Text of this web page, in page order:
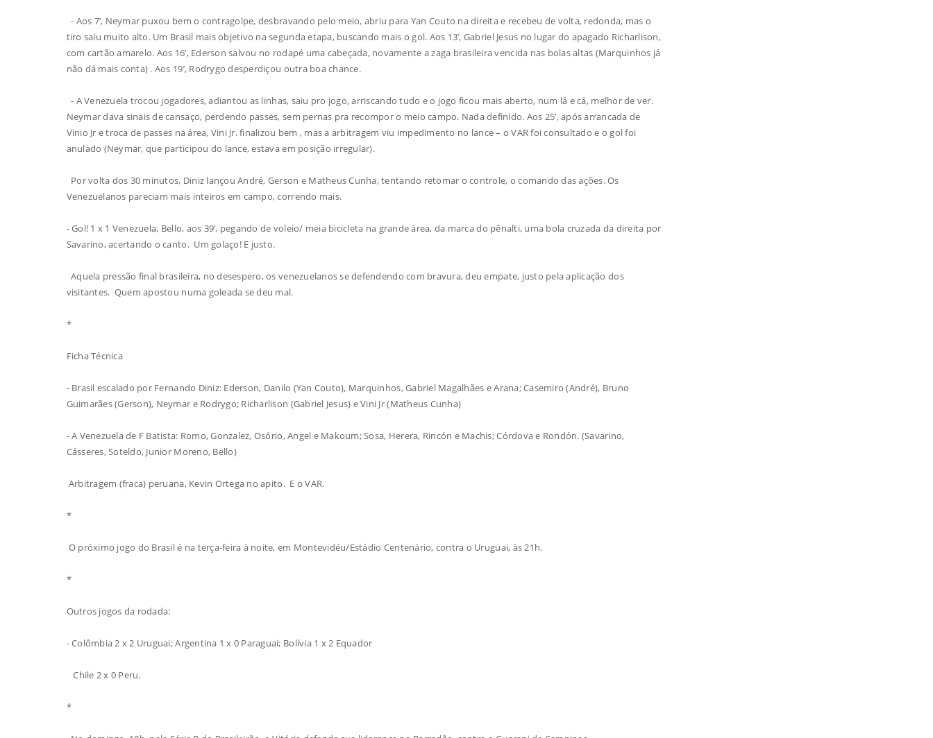
- Aos 7’, Neymar puxou bem o contragolpe, desbravando pelo meio, abriu para Yan Couto na direita e recebeu de volta, redonda, mas o
tiro saiu muito alto. Um Brasil mais objetivo na segunda etapa, buscando mais o gol. Aos 13’, Gabriel Jesus no lugar do apagado Richarlison,
com cartão amarelo. Aos 16’, Ederson salvou no rodapé uma cabeçada, novamente a zaga brasileira vencida nas bolas altas (Marquinhos já
não dá mais conta) . Aos 19’, Rodrygo desperdiçou outra boa chance.
- A Venezuela trocou jogadores, adiantou as linhas, saiu pro jogo, arriscando tudo e o jogo ficou mais aberto, num lá e cá, melhor de ver.
Neymar dava sinais de cansaço, perdendo passes, sem pernas pra recompor o meio campo. Nada definido. Aos 25’, após arrancada de
Vinio Jr e troca de passes na área, Vini Jr. finalizou bem , mas a arbitragem viu impedimento no lance – o VAR foi consultado e o gol foi
anulado (Neymar, que participou do lance, estava em posição irregular).
Por volta dos 30 minutos, Diniz lançou André, Gerson e Matheus Cunha, tentando retomar o controle, o comando das ações. Os
Venezuelanos pareciam mais inteiros em campo, correndo mais.
- Gol! 1 x 1 Venezuela, Bello, aos 39’, pegando de voleio/ meia bicicleta na grande área, da marca do pênalti, uma bola cruzada da direita por
Savarino, acertando o canto. Um golaço! E justo.
Aquela pressão final brasileira, no desespero, os venezuelanos se defendendo com bravura, deu empate, justo pela aplicação dos
visitantes. Quem apostou numa goleada se deu mal.
*
Ficha Técnica
- Brasil escalado por Fernando Diniz: Ederson, Danilo (Yan Couto), Marquinhos, Gabriel Magalhães e Arana; Casemiro (André), Bruno
Guimarães (Gerson), Neymar e Rodrygo; Richarlison (Gabriel Jesus) e Vini Jr (Matheus Cunha)
- A Venezuela de F Batista: Romo, Gonzalez, Osório, Angel e Makoum; Sosa, Herera, Rincón e Machis; Córdova e Rondón. (Savarino,
Cásseres, Soteldo, Junior Moreno, Bello)
Arbitragem (fraca) peruana, Kevin Ortega no apito. E o VAR.
*
O próximo jogo do Brasil é na terça-feira à noite, em Montevidéu/Estádio Centenário, contra o Uruguai, às 21h.
*
Outros jogos da rodada:
- Colômbia 2 x 2 Uruguai; Argentina 1 x 0 Paraguai; Bolívia 1 x 2 Equador
Chile 2 x 0 Peru.
*